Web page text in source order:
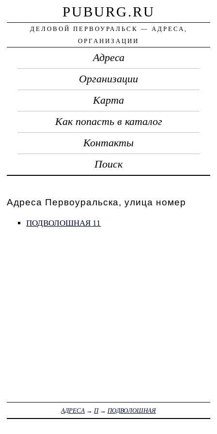
PUBURG.RU
ДЕЛОВОЙ ПЕРВОУРАЛЬСК — АДРЕСА,
ОРГАНИЗАЦИИ
Адреса
Организации
Карта
Как попасть в каталог
Контакты
Поиск
Адреса Первоуральска, улица номер
ПОДВОЛОШНАЯ 11
АДРЕСА → П→ ПОДВОЛОШНАЯ